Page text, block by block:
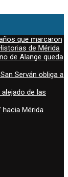
que marcaron
de Mérida
de Alange queda
Serván obliga a
de las
hacia Mérida